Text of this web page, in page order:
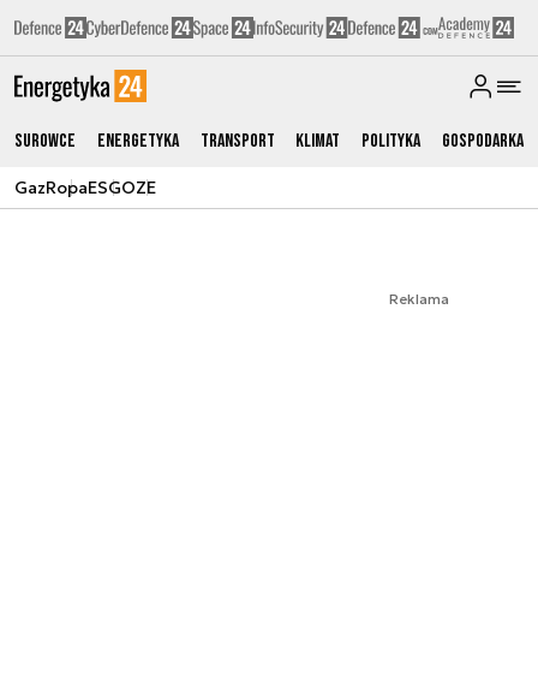
Surowce Energetyka Transport Klimat Polityka Gospodarka
GazRopaESGOZE
Reklama